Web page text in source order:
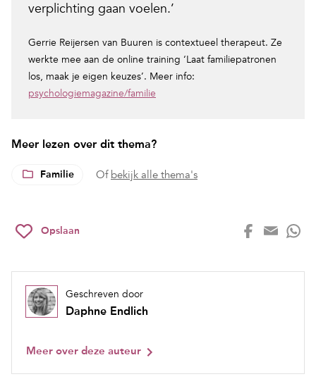
verplichting gaan voelen.’
Gerrie Reijersen van Buuren is contextueel therapeut. Ze
werkte mee aan de online training ‘Laat familiepatronen
los, maak je eigen keuzes’. Meer info:
psychologiemagazine/familie
Meer lezen over dit thema?
Familie Of bekijk alle thema's
Opslaan
Geschreven door
Daphne Endlich
Meer over deze auteur